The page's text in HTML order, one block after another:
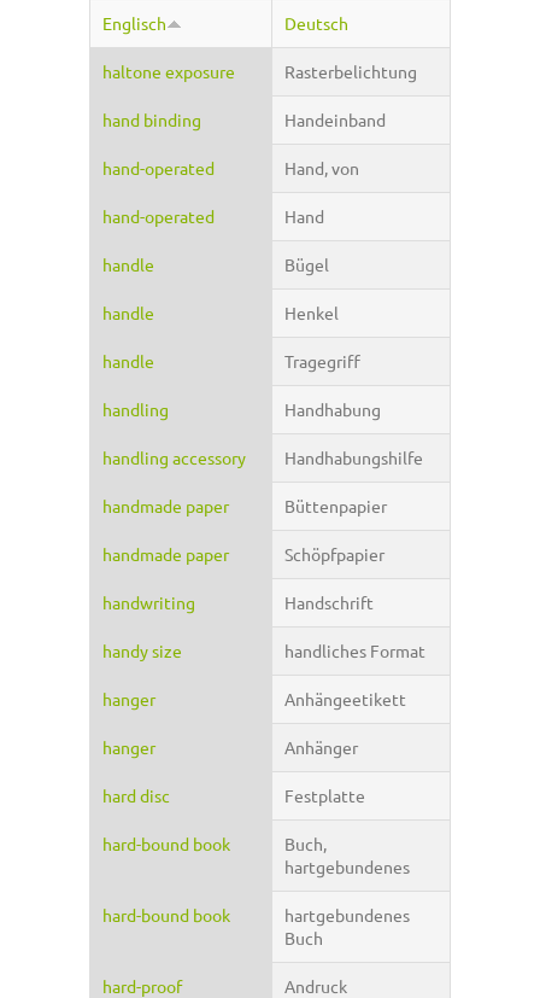
Englisch
Deutsch
haltone exposure Rasterbelichtung
hand binding Handeinband
hand-operated Hand, von
hand-operated Hand
handle Bügel
handle Henkel
handle Tragegriff
handling Handhabung
handling accessory Handhabungshilfe
handmade paper Büttenpapier
handmade paper Schöpfpapier
handwriting Handschrift
handy size handliches Format
hanger Anhängeetikett
hanger Anhänger
hard disc Festplatte
hard-bound book
Buch,
hartgebundenes
hard-bound book
hartgebundenes
Buch
hard-proof Andruck